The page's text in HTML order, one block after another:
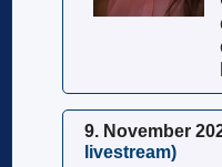
9. November
livestream)